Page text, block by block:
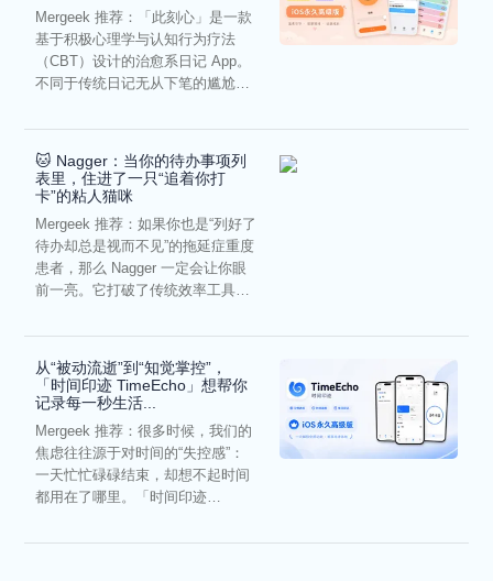
Mergeek 推荐：「此刻心」是一款
基于积极心理学与认知行为疗法
（CBT）设计的治愈系日记 App。
不同于传统日记无从下笔的尴尬，
🐱 Nagger：当你的待办事项列
表里，住进了一只“追着你打
卡”的粘人猫咪
Mergeek 推荐：如果你也是“列好了
待办却总是视而不见”的拖延症重度
患者，那么 Nagger 一定会让你眼
前一亮。它打破了传统效率工具冰
从“被动流逝”到“知觉掌控”，
「时间印迹 TimeEcho」想帮你
记录每一秒生活...
Mergeek 推荐：很多时候，我们的
焦虑往往源于对时间的“失控感”：
一天忙忙碌碌结束，却想不起时间
都用在了哪里。「时间印迹